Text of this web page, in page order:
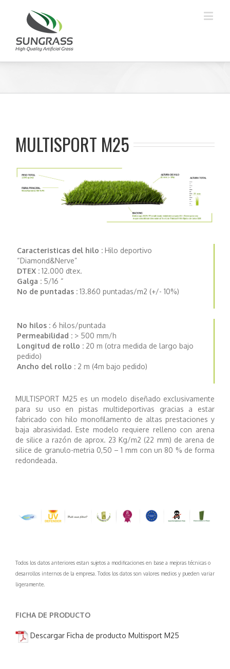
MULTISPORT M25
Caracteristicas del hilo : Hilo deportivo
“Diamond&Nerve”
DTEX : 12.000 dtex.
Galga : 5/16 “
No de puntadas : 13.860 puntadas/m2 (+/- 10%)
No hilos : 6 hilos/puntada
Permeabilidad : > 500 mm/h
Longitud de rollo : 20 m (otra medida de largo bajo
pedido)
Ancho del rollo : 2 m (4m bajo pedido)
MULTISPORT M25 es un modelo diseñado exclusivamente
para su uso en pistas multideportivas gracias a estar
fabricado con hilo monofilamento de altas prestaciones y
baja abrasividad. Este modelo requiere relleno con arena
de silice a razón de aprox. 23 Kg/m2 (22 mm) de arena de
silice de granulo-metria 0,50 – 1 mm con un 80 % de forma
redondeada.
Todos los datos anteriores estan sujetos a modificaciones en base a mejoras técnicas o
desarrollos internos de la empresa. Todos los datos son valores medios y pueden variar
ligeramente.
FICHA DE PRODUCTO
Descargar Ficha de producto Multisport M25